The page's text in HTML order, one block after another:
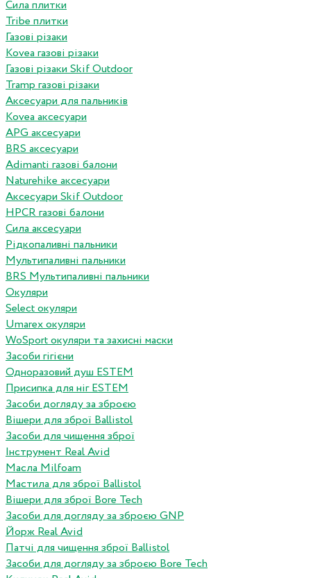
Сила плитки
Tribe плитки
Газові різаки
Kovea газові різаки
Газові різаки Skif Outdoor
Tramp газові різаки
Аксесуари для пальників
Kovea аксесуари
APG аксесуари
BRS аксесуари
Adimanti газові балони
Naturehike аксесуари
Аксесуари Skif Outdoor
HPCR газові балони
Сила аксесуари
Рідкопаливні пальники
Мультипаливні пальники
BRS Мультипаливні пальники
Окуляри
Select окуляри
Umarex окуляри
WoSport окуляри та захисні маски
Засоби гігієни
Одноразовий душ ESTEM
Присипка для ніг ESTEM
Засоби догляду за зброєю
Вішери для зброї Ballistol
Засоби для чищення зброї
Інструмент Real Avid
Масла Milfoam
Мастила для зброї Ballistol
Вішери для зброї Bore Tech
Засоби для догляду за зброєю GNP
Йорж Real Avid
Патчі для чищення зброї Ballistol
Засоби для догляду за зброєю Bore Tech